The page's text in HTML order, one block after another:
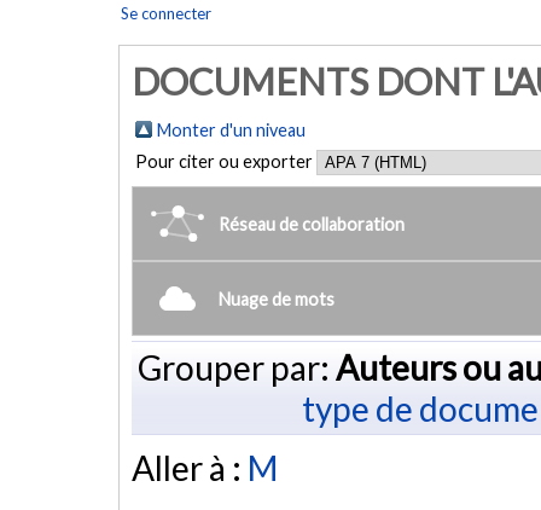
Se connecter
DOCUMENTS DONT
Monter d'un niveau
Pour citer ou exporter
Réseau de collaboration
Nuage de mots
Grouper par: Auteurs ou
type de
Aller à : M